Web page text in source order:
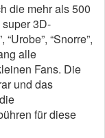
die mehr als 500
3D-
“Snorre”,
alle
Fans. Die
und das
für diese